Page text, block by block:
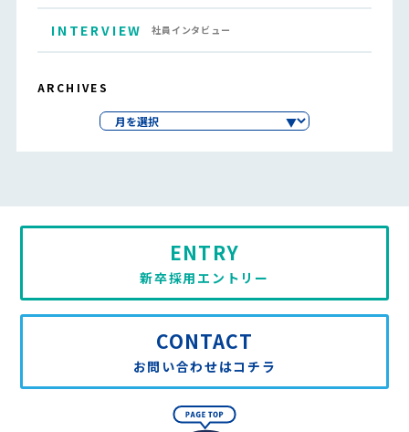
INTERVIEW 社員インタビュー
ARCHIVES
CONTACT
お問い合わせはコチラ
ENTRY
新卒採用エントリー